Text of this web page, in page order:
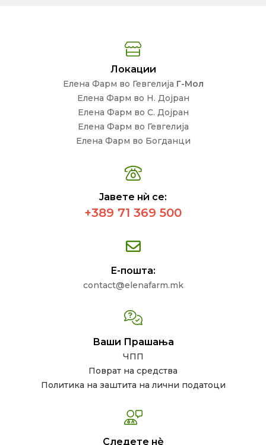
Локации
Елена Фарм во Гевгелија Г-Мол
Елена Фарм во Н. Дојран
Елена Фарм во С. Дојран
Елена Фарм во Гевгелија
Елена Фарм во Богданци
Јавете нѝ се:
+389 71 369 500
Е-пошта:
contact@elenafarm.mk
Ваши Прашања
ЧПП
Поврат на средства
Политика на заштита на лични податоци
Следете нѐ